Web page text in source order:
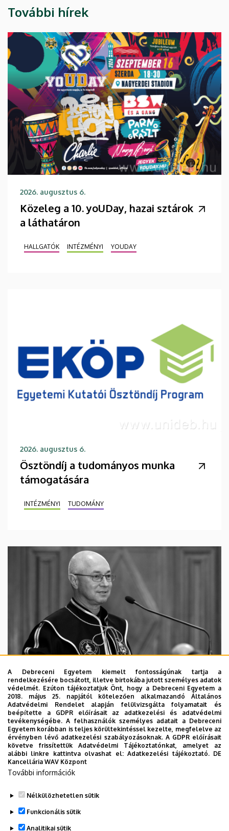
További hírek
2026. augusztus 6.
Közeleg a 10. yoUDay, hazai sztárok
a láthatáron
HALLGATÓK INTÉZMÉNYI YOUDAY
2026. augusztus 6.
Ösztöndíj a tudományos munka
támogatására
INTÉZMÉNYI TUDOMÁNY
2026. augusztus 5.
Díszdoktorát gyászolja a Debreceni
Egyetem
INTÉZMÉNYI TTK TUDOMÁNY
A Debreceni Egyetem kiemelt fontosságúnak tartja a
rendelkezésére bocsátott, illetve birtokába jutott személyes adatok
védelmét. Ezúton tájékoztatjuk Önt, hogy a Debreceni Egyetem a
2018. május 25. napjától kötelezően alkalmazandó Általános
Adatvédelmi Rendelet alapján felülvizsgálta folyamatait és
beépítette a GDPR előírásait az adatkezelési és adatvédelmi
tevékenységébe. A felhasználók személyes adatait a Debreceni
Egyetem korábban is teljes körültekintéssel kezelte, megfelelve az
érvényben lévő adatkezelési szabályozásoknak. A GDPR előírásait
követve frissítettük Adatvédelmi Tájékoztatónkat, amelyet az
alábbi linkre kattintva olvashat el:Adatkezelési tájékoztató. DE
Kancellária WAV Központ
További információk
Nélkülözhetetlen sütik
Funkcionális sütik
Analitikai sütik